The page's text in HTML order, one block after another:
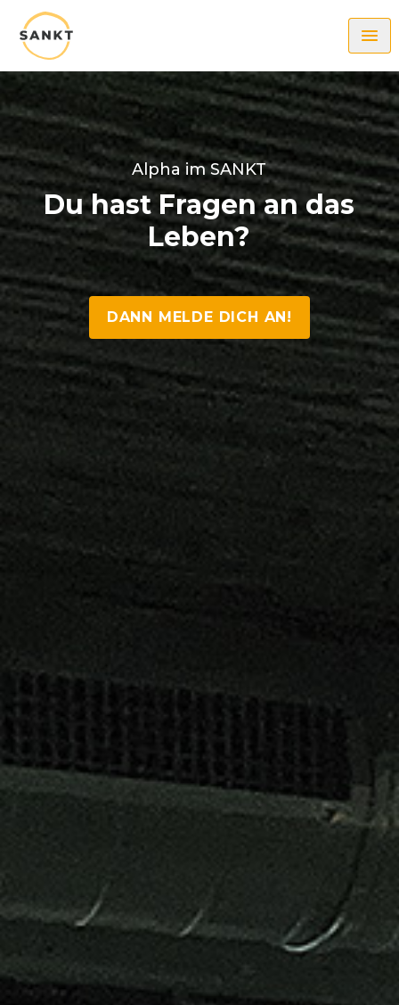
Alpha im SANKT
Du hast Fragen an das
Leben?
DANN MELDE DICH AN!